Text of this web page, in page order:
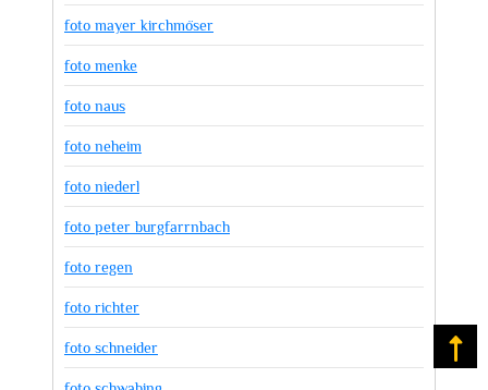
foto mayer kirchmöser
foto menke
foto naus
foto neheim
foto niederl
foto peter burgfarrnbach
foto regen
foto richter
foto schneider